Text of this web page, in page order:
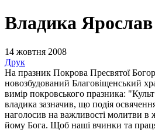
Владика Ярослав
14 жовтня 2008
Друк
На празник Покрова Пресвятої
новозбудований Благовіщенський
вимір покровського празника:
владика зазначив, що подія
наголосив на важливості молитви в
йому Бога. Щоб наші вчинки та